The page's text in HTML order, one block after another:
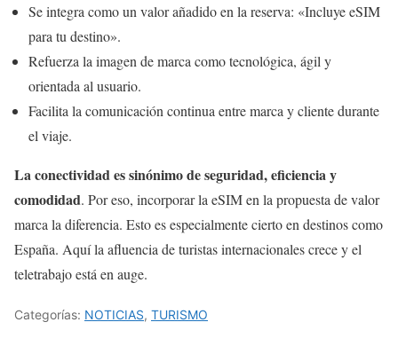
Se integra como un valor añadido en la reserva: «Incluye eSIM
para tu destino».
Refuerza la imagen de marca como tecnológica, ágil y
orientada al usuario.
Facilita la comunicación continua entre marca y cliente durante
el viaje.
La conectividad es sinónimo de seguridad, eficiencia y
comodidad. Por eso, incorporar la eSIM en la propuesta de valor
marca la diferencia. Esto es especialmente cierto en destinos como
España. Aquí la afluencia de turistas internacionales crece y el
teletrabajo está en auge.
Categorías: NOTICIAS, TURISMO